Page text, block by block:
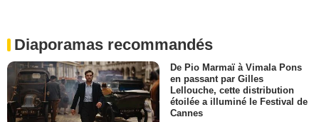
Diaporamas recommandés
De Pio Marmaï à Vimala Pons
en passant par Gilles
Lellouche, cette distribution
étoilée a illuminé le Festival de
Cannes